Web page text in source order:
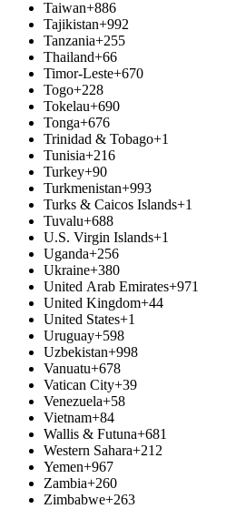
Taiwan+886
Tajikistan+992
Tanzania+255
Thailand+66
Timor-Leste+670
Togo+228
Tokelau+690
Tonga+676
Trinidad & Tobago+1
Tunisia+216
Turkey+90
Turkmenistan+993
Turks & Caicos Islands+1
Tuvalu+688
U.S. Virgin Islands+1
Uganda+256
Ukraine+380
United Arab Emirates+971
United Kingdom+44
United States+1
Uruguay+598
Uzbekistan+998
Vanuatu+678
Vatican City+39
Venezuela+58
Vietnam+84
Wallis & Futuna+681
Western Sahara+212
Yemen+967
Zambia+260
Zimbabwe+263